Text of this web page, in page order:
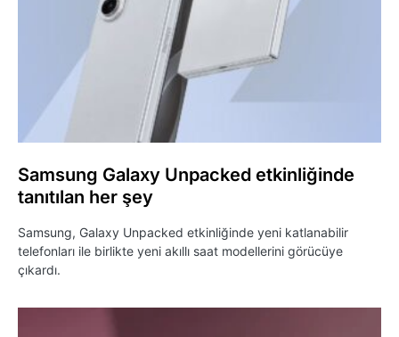
Samsung Galaxy Unpacked etkinliğinde
tanıtılan her şey
Samsung, Galaxy Unpacked etkinliğinde yeni katlanabilir
telefonları ile birlikte yeni akıllı saat modellerini görücüye
çıkardı.